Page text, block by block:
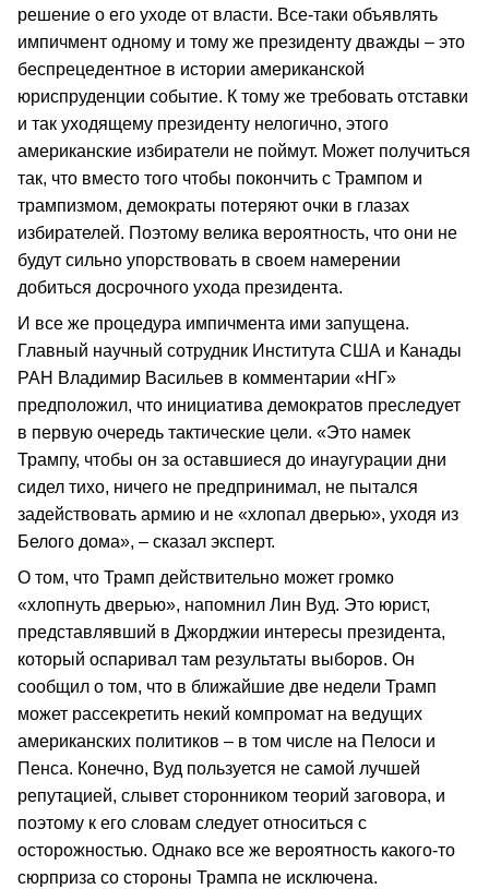
решение о его уходе от власти. Все-таки объявлять
импичмент одному и тому же президенту дважды – это
беспрецедентное в истории американской
юриспруденции событие. К тому же требовать отставки
и так уходящему президенту нелогично, этого
американские избиратели не поймут. Может получиться
так, что вместо того чтобы покончить с Трампом и
трампизмом, демократы потеряют очки в глазах
избирателей. Поэтому велика вероятность, что они не
будут сильно упорствовать в своем намерении
добиться досрочного ухода президента.
И все же процедура импичмента ими запущена.
Главный научный сотрудник Института США и Канады
РАН Владимир Васильев в комментарии «НГ»
предположил, что инициатива демократов преследует
в первую очередь тактические цели. «Это намек
Трампу, чтобы он за оставшиеся до инаугурации дни
сидел тихо, ничего не предпринимал, не пытался
задействовать армию и не «хлопал дверью», уходя из
Белого дома», – сказал эксперт.
О том, что Трамп действительно может громко
«хлопнуть дверью», напомнил Лин Вуд. Это юрист,
представлявший в Джорджии интересы президента,
который оспаривал там результаты выборов. Он
сообщил о том, что в ближайшие две недели Трамп
может рассекретить некий компромат на ведущих
американских политиков – в том числе на Пелоси и
Пенса. Конечно, Вуд пользуется не самой лучшей
репутацией, слывет сторонником теорий заговора, и
поэтому к его словам следует относиться с
осторожностью. Однако все же вероятность какого-то
сюрприза со стороны Трампа не исключена.